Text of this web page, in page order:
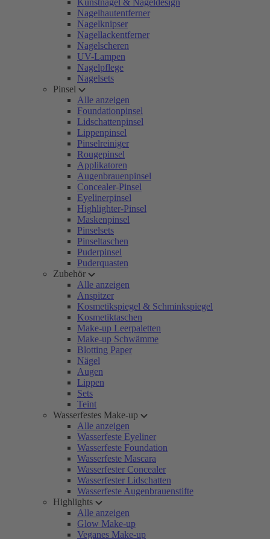
Kunstnägel & Nageldesign
Nagelhautentferner
Nagelknipser
Nagellackentferner
Nagelscheren
UV-Lampen
Nagelpflege
Nagelsets
Pinsel
Alle anzeigen
Foundationpinsel
Lidschattenpinsel
Lippenpinsel
Pinselreiniger
Rougepinsel
Applikatoren
Augenbrauenpinsel
Concealer-Pinsel
Eyelinerpinsel
Highlighter-Pinsel
Maskenpinsel
Pinselsets
Pinseltaschen
Puderpinsel
Puderquasten
Zubehör
Alle anzeigen
Anspitzer
Kosmetikspiegel & Schminkspiegel
Kosmetiktaschen
Make-up Leerpaletten
Make-up Schwämme
Blotting Paper
Nägel
Augen
Lippen
Sets
Teint
Wasserfestes Make-up
Alle anzeigen
Wasserfeste Eyeliner
Wasserfeste Foundation
Wasserfeste Mascara
Wasserfester Concealer
Wasserfester Lidschatten
Wasserfeste Augenbrauenstifte
Highlights
Alle anzeigen
Glow Make-up
Veganes Make-up